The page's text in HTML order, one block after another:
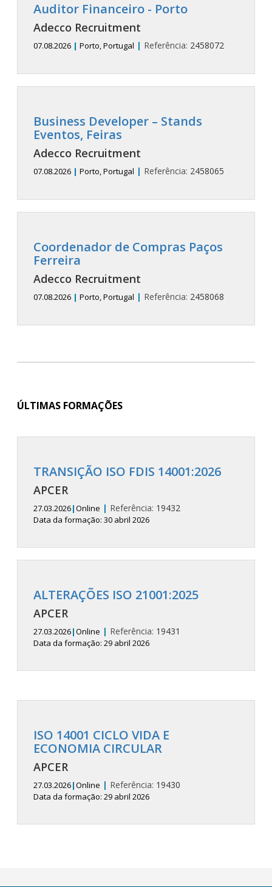
Auditor Financeiro - Porto
Adecco Recruitment
07.08.2026 | Porto, Portugal | Referência: 2458072
Business Developer – Stands
Eventos, Feiras
Adecco Recruitment
07.08.2026 | Porto, Portugal | Referência: 2458065
Coordenador de Compras Paços
Ferreira
Adecco Recruitment
07.08.2026 | Porto, Portugal | Referência: 2458068
ÚLTIMAS FORMAÇÕES
TRANSIÇÃO ISO FDIS 14001:2026
APCER
27.03.2026|Online | Referência: 19432
Data da formação: 30 abril 2026
ALTERAÇÕES ISO 21001:2025
APCER
27.03.2026|Online | Referência: 19431
Data da formação: 29 abril 2026
ISO 14001 CICLO VIDA E
ECONOMIA CIRCULAR
APCER
27.03.2026|Online | Referência: 19430
Data da formação: 29 abril 2026